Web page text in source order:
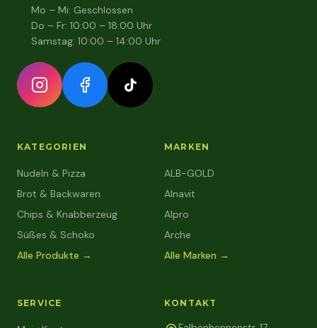
Mo – Mi: Geschlossen
Do – Fr: 10:00 – 18:00 Uhr
Samstag: 10:00 – 14:00 Uhr
KATEGORIEN
Nudeln & Pizza
Brot & Backwaren
Chips & Knabberzeug
Süßes & Schoko
Alle Produkte →
MARKEN
ALB-GOLD
Alnavit
Alpro
Arche
Alle Marken →
SERVICE KONTAKT